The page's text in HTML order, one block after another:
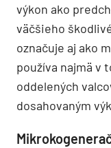
výkon ako
väčšieho
označuje aj ako
používa najmä v
oddelených
dosahovaným